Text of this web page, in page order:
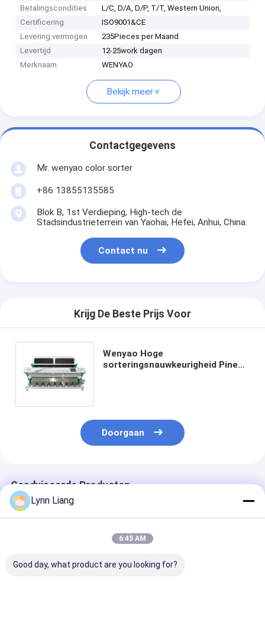
Betalingscondities
L/C, D/A, D/P, T/T, Western Union,
Certificering
ISO9001&CE
Levering vermogen
235Pieces per Maand
Levertijd
12-25work dagen
Merknaam
WENYAO
Bekijk meer
Contactgegevens
Mr. wenyao color sorter
+86 13855135585
Blok B, 1st Verdieping, High-tech de
Stadsindustrieterrein van Yaohai, Hefei, Anhui, China.
Contact nu
Krijg De Beste Prijs Voor
Wenyao Hoge
sorteringsnauwkeurigheid Pine
Doorgaan
Geadviseerde Producten
Lynn Liang
6:45 AM
Good day, what product are you looking for?